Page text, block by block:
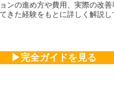
ンの進め方や費用、実際の改
きた経験をもとに詳しく解説し
▶完全ガイドを見る